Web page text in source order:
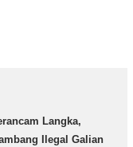
Langka,
Ilegal Galian